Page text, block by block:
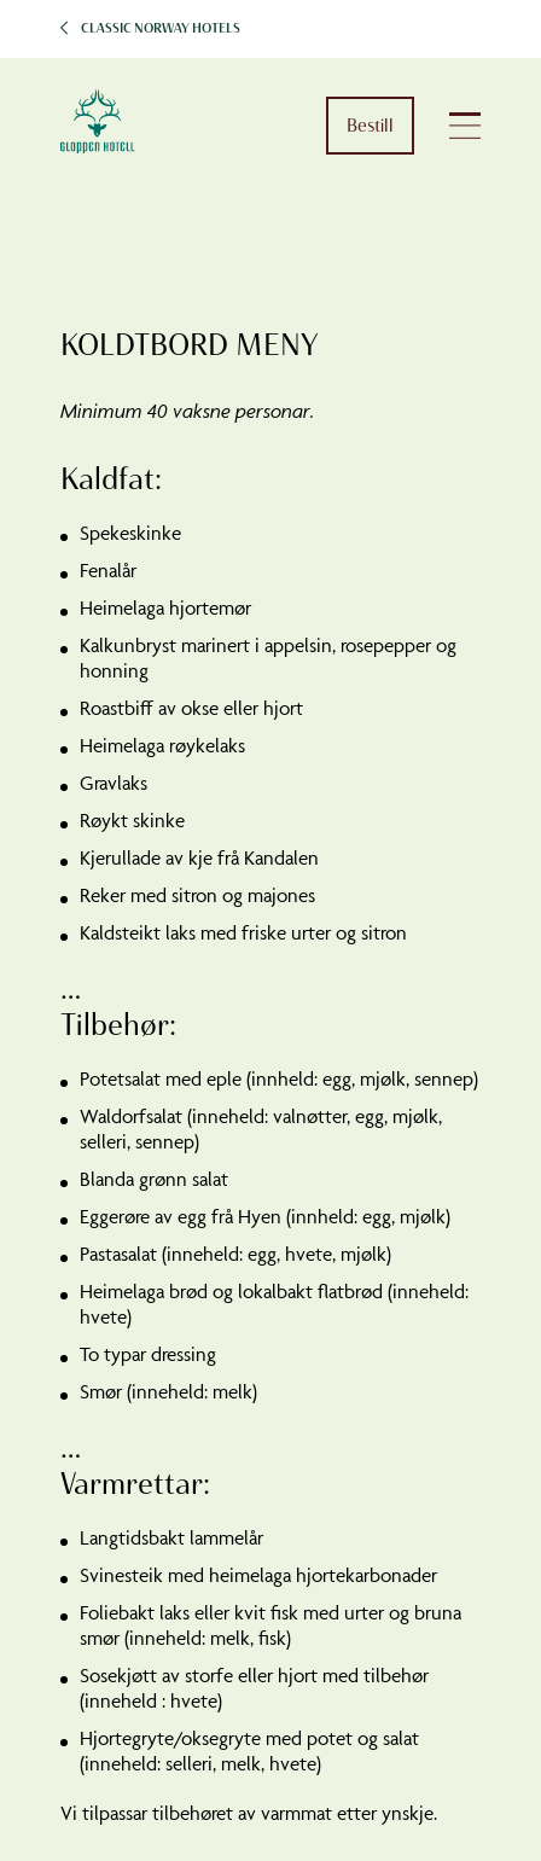
CLASSIC NORWAY HOTELS
Bestill
KOLDTBORD MENY
Minimum 40 vaksne personar.
Kaldfat:
Spekeskinke
Fenalår
Heimelaga hjortemør
Kalkunbryst marinert i appelsin, rosepepper og
honning
Roastbiff av okse eller hjort
Heimelaga røykelaks
Gravlaks
Røykt skinke
Kjerullade av kje frå Kandalen
Reker med sitron og majones
Kaldsteikt laks med friske urter og sitron
…
Tilbehør:
Potetsalat med eple (innheld: egg, mjølk, sennep)
Waldorfsalat (inneheld: valnøtter, egg, mjølk,
selleri, sennep)
Blanda grønn salat
Eggerøre av egg frå Hyen (innheld: egg, mjølk)
Pastasalat (inneheld: egg, hvete, mjølk)
Heimelaga brød og lokalbakt flatbrød (inneheld:
hvete)
To typar dressing
Smør (inneheld: melk)
…
Varmrettar:
Langtidsbakt lammelår
Svinesteik med heimelaga hjortekarbonader
Foliebakt laks eller kvit fisk med urter og bruna
smør (inneheld: melk, fisk)
Sosekjøtt av storfe eller hjort med tilbehør
(inneheld : hvete)
Hjortegryte/oksegryte med potet og salat
(inneheld: selleri, melk, hvete)
Vi tilpassar tilbehøret av varmmat etter ynskje.